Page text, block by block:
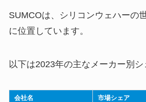
SUMCOは、シリコンウェハーの
に位置しています。
以下は2023年の主なメーカー別シ
会社名 市場シェア